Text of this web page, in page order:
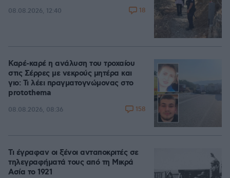
08.08.2026, 12:40 18
Καρέ-καρέ η ανάλυση του τροχαίου
στις Σέρρες με νεκρούς μητέρα και
γιο: Τι λέει πραγματογνώμονας στο
protothema
08.08.2026, 08:36 158
Τι έγραφαν οι ξένοι ανταποκριτές σε
τηλεγραφήματά τους από τη Μικρά
Ασία το 1921